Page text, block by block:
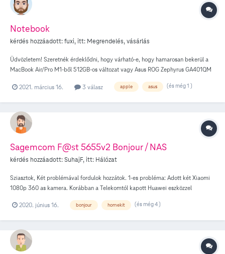
Notebook
kérdés hozzáadott:fuxi, itt: Megrendelés, vásárlás
Üdvözletem! Szeretnék érdeklődni, hogy várható-e, hogy hamarosan bekerül a
MacBook Air/Pro M1-ből 512GB-os változat vagy Asus ROG Zephyrus GA401QM
2021. március 16.
3 válasz apple asus (és még 1 )
Sagemcom F@st 5655v2 Bonjour / NAS
kérdés hozzáadott:SuhajF, itt: Hálózat
Sziasztok, Két problémával fordulok hozzátok. 1-es probléma: Adott két Xiaomi
1080p 360 as kamera. Korábban a Telekomtól kapott Huawei eszközzel
a 3 gép közül egyiket sem látja a kamera, a gépek látják egymást és megosztott
szeretnék két Home Bridget használni - egy AQARA HUB (homekit kompatibilis)
és egy Home Assistant szervert - sikeresen hozzáadok mindent a hálózathoz,
viszont a Sagemcom eszköz mintha valamilyen load balance megoldás miatt
2020. június 16. bonjour homekit (és még 4 )